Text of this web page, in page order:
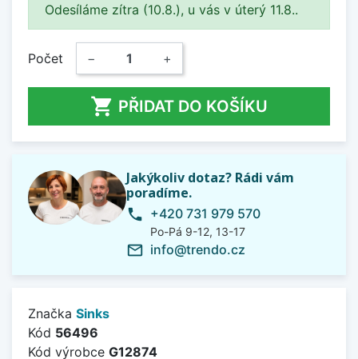
Odesíláme zítra (10.8.), u vás v úterý 11.8..
Počet − +
 PŘIDAT DO KOŠÍKU
Jakýkoliv dotaz? Rádi vám
poradíme.
phone +420 731 979 570
Po-Pá 9-12, 13-17
mail_outline info@trendo.cz
Značka Sinks
Kód 56496
Kód výrobce G12874